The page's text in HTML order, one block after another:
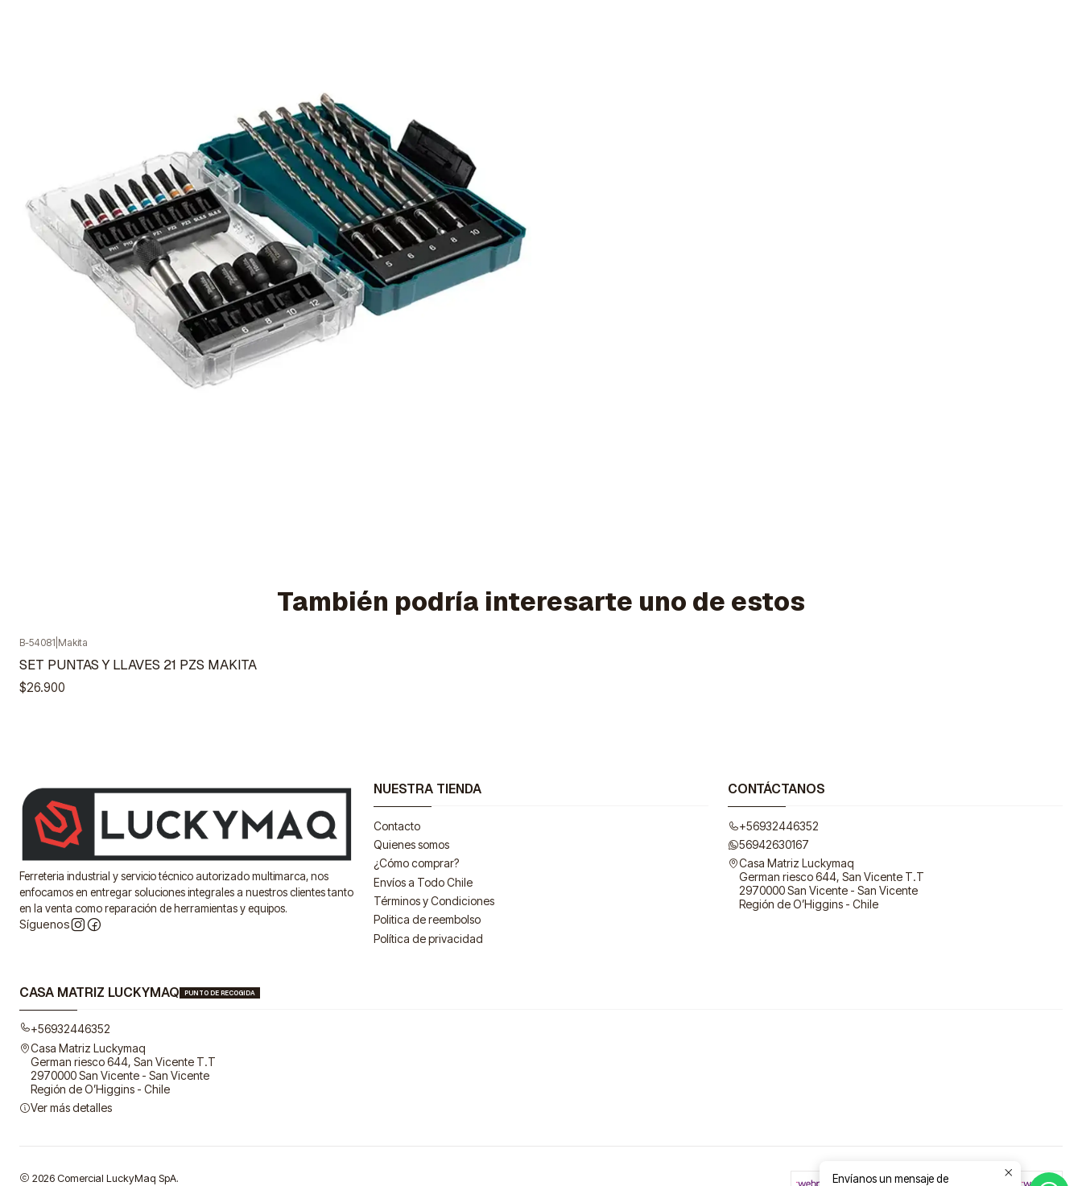
También podría interesarte uno de estos
Agotado
B-54081 Makita
SET PUNTAS Y LLAVES 21 PZS MAKITA
$26.900
Ferreteria industrial y servicio técnico autorizado multimarca, nos
enfocamos en entregar soluciones integrales a nuestros clientes tanto
en la venta como reparación de herramientas y equipos.
Síguenos
NUESTRA TIENDA
Contacto
Quienes somos
¿Cómo comprar?
Envíos a Todo Chile
Términos y Condiciones
Politica de reembolso
Política de privacidad
CONTÁCTANOS
+56932446352
56942630167
Casa Matriz Luckymaq
German riesco 644, San Vicente T.T
2970000 San Vicente - San Vicente
Región de O’Higgins - Chile
CASA MATRIZ LUCKYMAQ PUNTO DE RECOGIDA
+56932446352
Casa Matriz Luckymaq
German riesco 644, San Vicente T.T
2970000 San Vicente - San Vicente
Región de O’Higgins - Chile
Ver más detalles
2026 Comercial LuckyMaq SpA. Envíanos un mensaje de